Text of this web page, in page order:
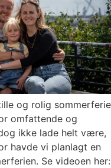
og rolig sommerferie
omfattende og
ikke lade helt være,
havde vi planlagt en
Se videoen her: